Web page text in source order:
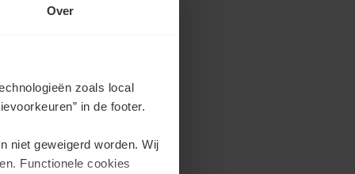
Over
zoals local
in de footer.
niet geweigerd worden. Wij
Functionele cookies